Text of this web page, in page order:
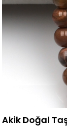
Akik Doğal